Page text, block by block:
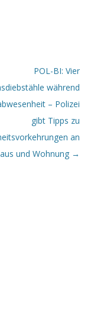
POL-BI: Vier
während
– Polizei
gibt Tipps zu
an
und Wohnung →